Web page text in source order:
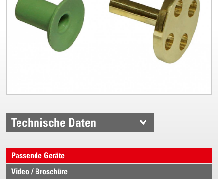
Technische Daten
Passende Geräte
Video / Broschüre